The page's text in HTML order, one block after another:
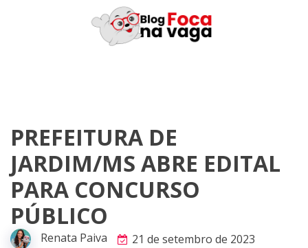
PREFEITURA DE
JARDIM/MS ABRE EDITAL
PARA CONCURSO
PÚBLICO
Renata Paiva 21 de setembro de 2023